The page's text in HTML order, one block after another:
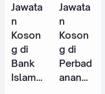
2026
Jawata
n
Koson
g di
Bank
Islam
Jawata
n
Koson
g di
Perbad
anan